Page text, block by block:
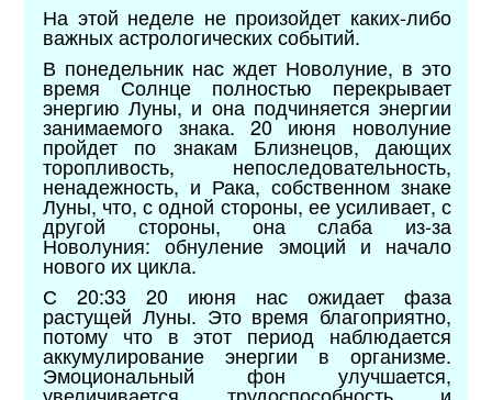
На этой неделе не произойдет каких-либо
важных астрологических событий.
В понедельник нас ждет Новолуние, в это
время Солнце полностью перекрывает
энергию Луны, и она подчиняется энергии
занимаемого знака. 20 июня новолуние
пройдет по знакам Близнецов, дающих
торопливость, непоследовательность,
ненадежность, и Рака, собственном знаке
Луны, что, с одной стороны, ее усиливает, с
другой стороны, она слаба из-за
Новолуния: обнуление эмоций и начало
нового их цикла.
С 20:33 20 июня нас ожидает фаза
растущей Луны. Это время благоприятно,
потому что в этот период наблюдается
аккумулирование энергии в организме.
Эмоциональный фон улучшается,
увеличивается трудоспособность и